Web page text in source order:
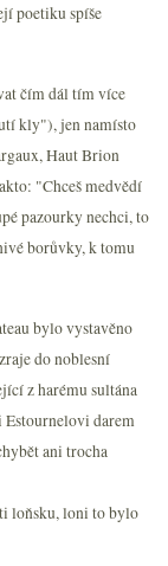
poetiku spíše
čím dál tím více
kly"), jen namísto
Haut Brion
"Chceš medvědí
pazourky nechci, to
borůvky, k tomu
bylo vystavěno
do noblesní
z harému sultána
Estournelovi darem
ani trocha
loňsku, loni to bylo